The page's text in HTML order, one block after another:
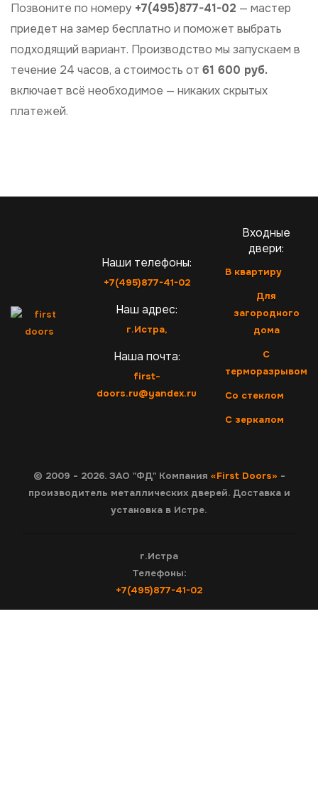
Позвоните по номеру +7(495)877-41-02 — мастер
приедет на замер бесплатно и поможет выбрать
подходящий вариант. Производство мы запускаем в
течение 24 часов, а стоимость от 61 600 руб.
включает всё необходимое — никаких скрытых
платежей.
Наши телефоны:
+7(495)877-41-02
Наш адрес:
г.Истра,
Наша почта:
first-
doors.ru@yandex.ru
Входные
двери:
В квартиру
Для
загородного
дома
С
терморазрывом
Со стеклом
С зеркалом
© 2009 - 2026. ЗАО "ФД" Компания «First Doors» -
производитель металлических дверей. Доставка и
установка в Истре.
г.Истра
Телефоны:
+7(495)877-41-02